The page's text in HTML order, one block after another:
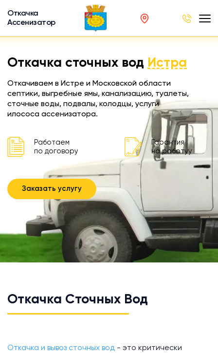
Откачка
Ассенизатор
Откачка сточных вод Истра
Откачиваем в Истре и Московской области
септики, выгребные ямы, канализацию, туалеты,
сточные воды, подвалы, колодцы, услуги
илососа ассенизатора.
Работаем
по договору
Гарантия
на работуу
Заказать услугу
Откачка Сточных Вод
Откачка и вывоз сточных вод - это критически